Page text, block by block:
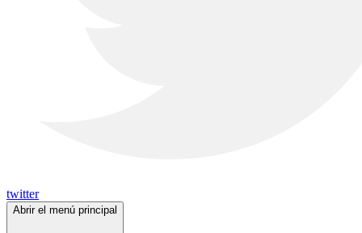
twitter
Abrir el menú principal